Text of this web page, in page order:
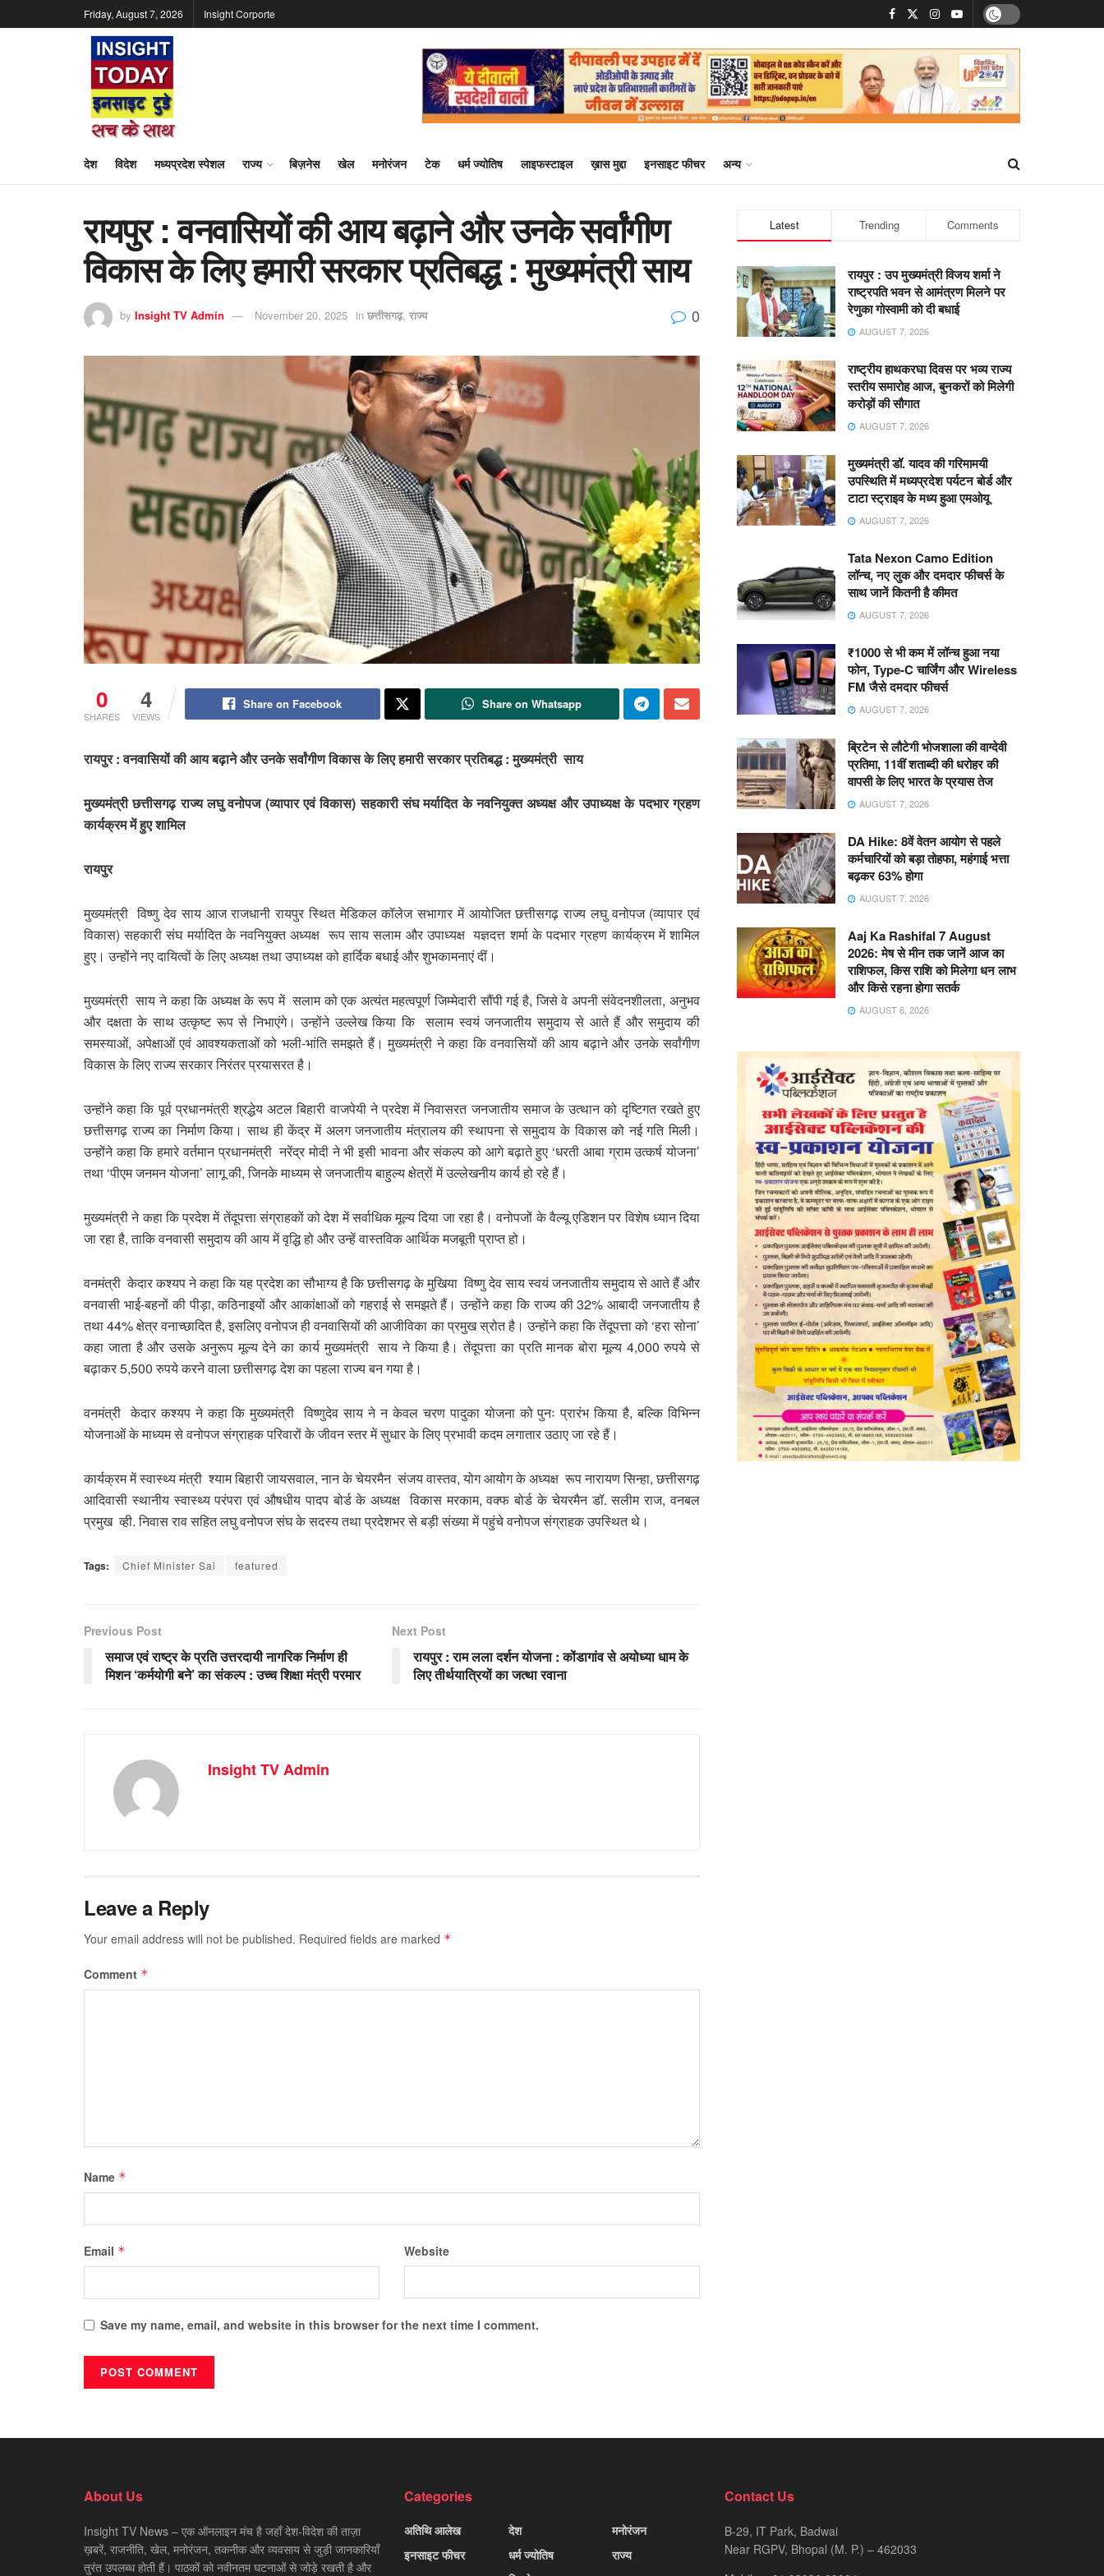
Friday, August 7, 2026 Insight Corporte
देश विदेश मध्यप्रदेश स्पेशल राज्य बिज़नेस खेल मनोरंजन टेक धर्म ज्योतिष लाइफस्टाइल ख़ास मुद्दा इनसाइट फीचर अन्य
रायपुर : वनवासियों की आय बढ़ाने और उनके सर्वांगीण
विकास के लिए हमारी सरकार प्रतिबद्ध : मुख्यमंत्री साय
by Insight TV Admin November 20, 2025 in छत्तीसगढ़, राज्य 0
0
SHARES
4
VIEWS
Share on Facebook Share on Whatsapp
रायपुर : वनवासियों की आय बढ़ाने और उनके सर्वांगीण विकास के लिए हमारी सरकार प्रतिबद्ध : मुख्यमंत्री साय
मुख्यमंत्री छत्तीसगढ़ राज्य लघु वनोपज (व्यापार एवं विकास) सहकारी संघ मर्यादित के नवनियुक्त अध्यक्ष और उपाध्यक्ष के पदभार ग्रहण
कार्यक्रम में हुए शामिल
रायपुर
मुख्यमंत्री विष्णु देव साय आज राजधानी रायपुर स्थित मेडिकल कॉलेज सभागार में आयोजित छत्तीसगढ़ राज्य लघु वनोपज (व्यापार एवं
विकास) सहकारी संघ मर्यादित के नवनियुक्त अध्यक्ष रूप साय सलाम और उपाध्यक्ष यज्ञदत्त शर्मा के पदभार ग्रहण कार्यक्रम में शामिल
हुए। उन्होंने नए दायित्वों के लिए अध्यक्ष तथा उपाध्यक्ष को हार्दिक बधाई और शुभकामनाएं दीं।
मुख्यमंत्री साय ने कहा कि अध्यक्ष के रूप में सलाम को एक अत्यंत महत्वपूर्ण जिम्मेदारी सौंपी गई है, जिसे वे अपनी संवेदनशीलता, अनुभव
और दक्षता के साथ उत्कृष्ट रूप से निभाएंगे। उन्होंने उल्लेख किया कि सलाम स्वयं जनजातीय समुदाय से आते हैं और समुदाय की
समस्याओं, अपेक्षाओं एवं आवश्यकताओं को भली-भांति समझते हैं। मुख्यमंत्री ने कहा कि वनवासियों की आय बढ़ाने और उनके सर्वांगीण
विकास के लिए राज्य सरकार निरंतर प्रयासरत है।
उन्होंने कहा कि पूर्व प्रधानमंत्री श्रद्धेय अटल बिहारी वाजपेयी ने प्रदेश में निवासरत जनजातीय समाज के उत्थान को दृष्टिगत रखते हुए
छत्तीसगढ़ राज्य का निर्माण किया। साथ ही केंद्र में अलग जनजातीय मंत्रालय की स्थापना से समुदाय के विकास को नई गति मिली।
उन्होंने कहा कि हमारे वर्तमान प्रधानमंत्री नरेंद्र मोदी ने भी इसी भावना और संकल्प को आगे बढ़ाते हुए ‘धरती आबा ग्राम उत्कर्ष योजना’
तथा ‘पीएम जनमन योजना’ लागू की, जिनके माध्यम से जनजातीय बाहुल्य क्षेत्रों में उल्लेखनीय कार्य हो रहे हैं।
मुख्यमंत्री ने कहा कि प्रदेश में तेंदूपत्ता संग्राहकों को देश में सर्वाधिक मूल्य दिया जा रहा है। वनोपजों के वैल्यू एडिशन पर विशेष ध्यान दिया
जा रहा है, ताकि वनवासी समुदाय की आय में वृद्धि हो और उन्हें वास्तविक आर्थिक मजबूती प्राप्त हो।
वनमंत्री केदार कश्यप ने कहा कि यह प्रदेश का सौभाग्य है कि छत्तीसगढ़ के मुखिया विष्णु देव साय स्वयं जनजातीय समुदाय से आते हैं और
वनवासी भाई-बहनों की पीड़ा, कठिनाइयों और आकांक्षाओं को गहराई से समझते हैं। उन्होंने कहा कि राज्य की 32% आबादी जनजातीय है
तथा 44% क्षेत्र वनाच्छादित है, इसलिए वनोपज ही वनवासियों की आजीविका का प्रमुख स्रोत है। उन्होंने कहा कि तेंदूपत्ता को ‘हरा सोना’
कहा जाता है और उसके अनुरूप मूल्य देने का कार्य मुख्यमंत्री साय ने किया है। तेंदूपत्ता का प्रति मानक बोरा मूल्य 4,000 रुपये से
बढ़ाकर 5,500 रुपये करने वाला छत्तीसगढ़ देश का पहला राज्य बन गया है।
वनमंत्री केदार कश्यप ने कहा कि मुख्यमंत्री विष्णुदेव साय ने न केवल चरण पादुका योजना को पुनः प्रारंभ किया है, बल्कि विभिन्न
योजनाओं के माध्यम से वनोपज संग्राहक परिवारों के जीवन स्तर में सुधार के लिए प्रभावी कदम लगातार उठाए जा रहे हैं।
कार्यक्रम में स्वास्थ्य मंत्री श्याम बिहारी जायसवाल, नान के चेयरमैन संजय वास्तव, योग आयोग के अध्यक्ष रूप नारायण सिन्हा, छत्तीसगढ़
आदिवासी स्थानीय स्वास्थ्य परंपरा एवं औषधीय पादप बोर्ड के अध्यक्ष विकास मरकाम, वक्फ बोर्ड के चेयरमैन डॉ. सलीम राज, वनबल
प्रमुख व्ही. निवास राव सहित लघु वनोपज संघ के सदस्य तथा प्रदेशभर से बड़ी संख्या में पहुंचे वनोपज संग्राहक उपस्थित थे।
Tags: Chief Minister Sai featured
Previous Post
समाज एवं राष्ट्र के प्रति उत्तरदायी नागरिक निर्माण ही
मिशन ‘कर्मयोगी बने’ का संकल्प : उच्च शिक्षा मंत्री परमार
Next Post
रायपुर : राम लला दर्शन योजना : कोंडागांव से अयोध्या धाम के
लिए तीर्थयात्रियों का जत्था रवाना
Insight TV Admin
Leave a Reply
Your email address will not be published. Required fields are marked *
Comment *
Name *
Email * Website
Save my name, email, and website in this browser for the next time I comment.
Latest Trending Comments
रायपुर : उप मुख्यमंत्री विजय शर्मा ने
राष्ट्रपति भवन से आमंत्रण मिलने पर
रेणुका गोस्वामी को दी बधाई
AUGUST 7, 2026
राष्ट्रीय हाथकरघा दिवस पर भव्य राज्य
स्तरीय समारोह आज, बुनकरों को मिलेगी
करोड़ों की सौगात
AUGUST 7, 2026
मुख्यमंत्री डॉ. यादव की गरिमामयी
उपस्थिति में मध्यप्रदेश पर्यटन बोर्ड और
टाटा स्ट्राइव के मध्य हुआ एमओयू
AUGUST 7, 2026
Tata Nexon Camo Edition
लॉन्च, नए लुक और दमदार फीचर्स के
साथ जानें कितनी है कीमत
AUGUST 7, 2026
₹1000 से भी कम में लॉन्च हुआ नया
फोन, Type-C चार्जिंग और Wireless
FM जैसे दमदार फीचर्स
AUGUST 7, 2026
ब्रिटेन से लौटेगी भोजशाला की वाग्देवी
प्रतिमा, 11वीं शताब्दी की धरोहर की
वापसी के लिए भारत के प्रयास तेज
AUGUST 7, 2026
DA Hike: 8वें वेतन आयोग से पहले
कर्मचारियों को बड़ा तोहफा, महंगाई भत्ता
बढ़कर 63% होगा
AUGUST 7, 2026
Aaj Ka Rashifal 7 August
2026: मेष से मीन तक जानें आज का
राशिफल, किस राशि को मिलेगा धन लाभ
और किसे रहना होगा सतर्क
AUGUST 6, 2026
About Us
Insight TV News – एक ऑनलाइन मंच है जहाँ देश-विदेश की ताज़ा
ख़बरें, राजनीति, खेल, मनोरंजन, तकनीक और व्यवसाय से जुड़ी जानकारियाँ
तुरंत उपलब्ध होती हैं। पाठकों को नवीनतम घटनाओं से जोड़े रखती है और
Categories
अतिथि आलेख
इनसाइट फीचर
देश
धर्म ज्योतिष
मनोरंजन
राज्य
Contact Us
B-29, IT Park, Badwai
Near RGPV, Bhopal (M. P.) – 462033